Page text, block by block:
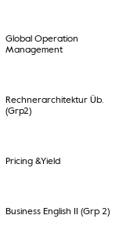
Global Operation
Management
Rechnerarchitektur Üb.
(Grp2)
Pricing &Yield
Business English II (Grp 2)